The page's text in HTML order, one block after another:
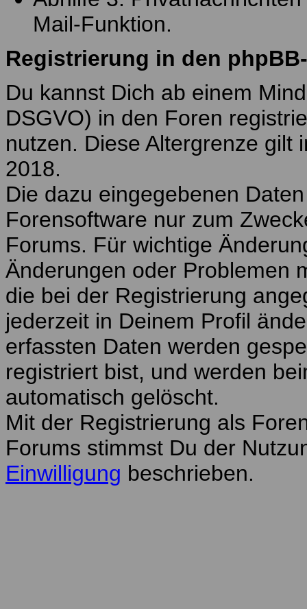
Mail-Funktion.
Registrierung in den
Du kannst Dich ab einem
DSGVO) in den Foren
nutzen. Diese Altergrenze gilt
2018.
Die dazu eingegebenen
Forensoftware nur zum
Forums. Für wichtige
Änderungen oder Problemen
die bei der Registrierung
jederzeit in Deinem Profil
erfassten Daten werden
registriert bist, und werden
automatisch gelöscht.
Mit der Registrierung als
Forums stimmst Du der
Einwilligung beschrieben.